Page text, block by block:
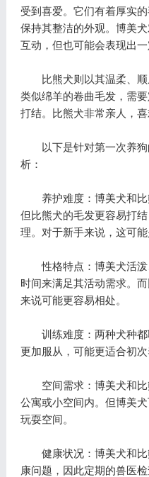
受到喜爱。它们有着厚实
保持其整洁的外观。博美
互动，但也可能会表现出一
比熊犬则以其温柔、顺
类似绵羊的卷曲毛发，需
打结。比熊犬非常亲人，
以下是针对第一次养狗
析：
养护难度：博美犬和比
但比熊犬的毛发更容易打
理。对于新手来说，这可能
性格特点：博美犬活泼
时间来满足其活动需求。
来说可能更容易相处。
训练难度：两种犬种都
更加服从，可能更适合初次
空间需求：博美犬和比
公寓或小空间内。但博美
玩耍空间。
健康状况：博美犬和比
康问题，因此定期的兽医